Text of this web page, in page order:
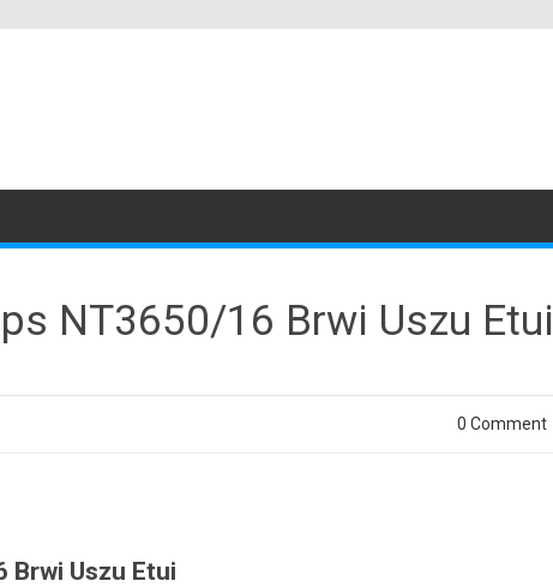
NT3650/16 Brwi Uszu Etui
0 Comment
Brwi Uszu Etui